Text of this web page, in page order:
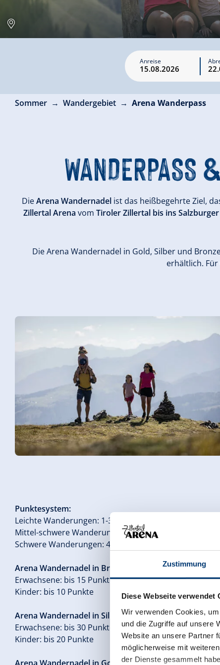
Zustimmung
Diese Webseite verwendet
Wir verwenden Cookies,
und die Zugriffe auf unsere
Website an unsere Partner
möglicherweise mit
der Dienste gesammelt
Anreise
Sommer Wandergebiet Arena Wanderpass
WANDERPASS
DieArena Wandernadel ist das heißbegehrte Ziel,
Zillertal Arena vom Tiroler Zillertal bis ins
Die Arena Wandernadel in Gold, Silber und
erhältlich.
Punktesystem:
Leichte Wanderungen: 1-3 Punkte
Mittel-schwere Wanderungen: 3-4 Punkte
Schwere Wanderungen: 4-5 Punkte
Arena Wandernadel in Bronze
Erwachsene: bis 15 Punkte
Kinder: bis 10 Punkte
Arena Wandernadel in Silber
Erwachsene: bis 30 Punkte
Kinder: bis 20 Punkte